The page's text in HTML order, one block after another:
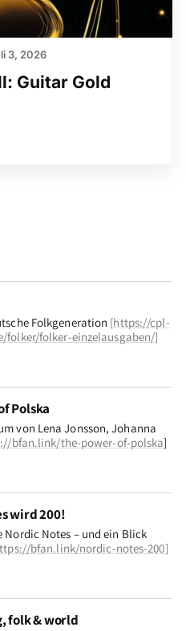
Guitar Gold
3, 2026
Folkgeneration [https://cpl-
folker/folker-einzelausgaben/]
Polska
von Lena Jonsson, Johanna
bfan.link/the-power-of-polska]
wird 200!
Nordic Notes – und ein Blick
bfan.link/nordic-notes-200]
folk & world